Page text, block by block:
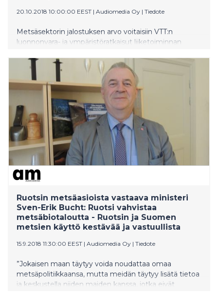
20.10.2018 10:00:00 EEST | Audiomedia Oy | Tiedote
Metsäsektorin jalostuksen arvo voitaisiin VTT:n
luonnonvara- ja ympäristöratkaisut liiketoiminnan
uusilla biotalouden tuotteilla. – Uusilla biotalouden
tuotteilla ja innovaatioilla on maailmalla suuret
markkinat ja saavuttaa niillä merkittäviä
kansantaloudellisia hyötyjä. Tässä asiassa kaikkien EU:n
metsämaiden tulisi tehdä yhteistyötä ja luoda
markkinat uusille metsäpohjaisille tuotteille.
Metsäpohjainen biotalous on myös merkittävä työkalu
EU:n ilmastopolitiikassa.
Ruotsin metsäasioista vastaava ministeri
Sven-Erik Bucht: Ruotsi vahvistaa
metsäbiotaloutta - Ruotsin ja Suomen
metsien käyttö kestävää ja vastuullista
15.9.2018 11:30:00 EEST | Audiomedia Oy | Tiedote
”Jokaisen maan täytyy voida noudattaa omaa
metsäpolitiikkaansa, mutta meidän täytyy lisätä tietoa
ja keskustella niiden maiden kanssa, jotka eivät